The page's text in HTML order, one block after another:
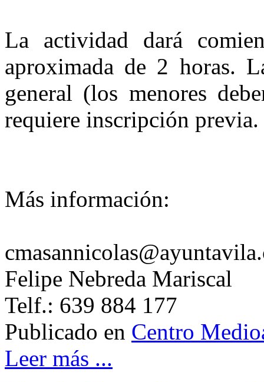
La actividad dará
aproximada de 2 horas.
general (los menores
requiere inscripción previa.
Más información:
Felipe Nebreda Mariscal
Telf.: 639 884 177
Publicado en Centro
Leer más ...